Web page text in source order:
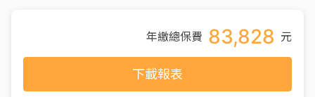
年繳總保費 83,828 元
下載報表